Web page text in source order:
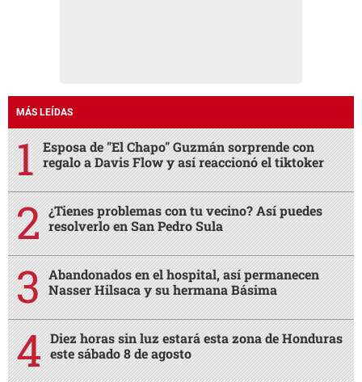
MÁS LEÍDAS
Esposa de "El Chapo" Guzmán sorprende con
regalo a Davis Flow y así reaccionó el tiktoker
¿Tienes problemas con tu vecino? Así puedes
resolverlo en San Pedro Sula
Abandonados en el hospital, así permanecen
Nasser Hilsaca y su hermana Básima
Diez horas sin luz estará esta zona de Honduras
este sábado 8 de agosto